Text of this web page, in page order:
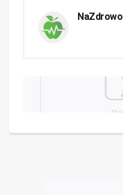
NaZdrowo